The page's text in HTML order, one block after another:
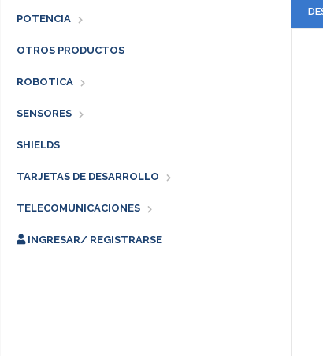
POTENCIA
OTROS PRODUCTOS
ROBOTICA
SENSORES
SHIELDS
TARJETAS DE DESARROLLO
TELECOMUNICACIONES
INGRESAR/ REGISTRARSE